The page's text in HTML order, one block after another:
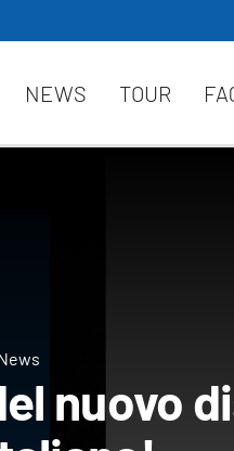
NEWS TOUR
nuovo